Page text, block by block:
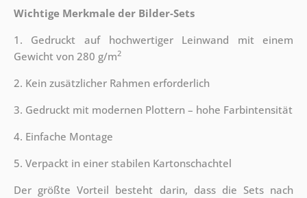
Wichtige Merkmale der Bilder-Sets
1. Gedruckt auf hochwertiger Leinwand mit einem
Gewicht von 280 g/m2
2. Kein zusätzlicher Rahmen erforderlich
3. Gedruckt mit modernen Plottern – hohe Farbintensität
4. Einfache Montage
5. Verpackt in einer stabilen Kartonschachtel
Der größte Vorteil besteht darin, dass die Sets nach